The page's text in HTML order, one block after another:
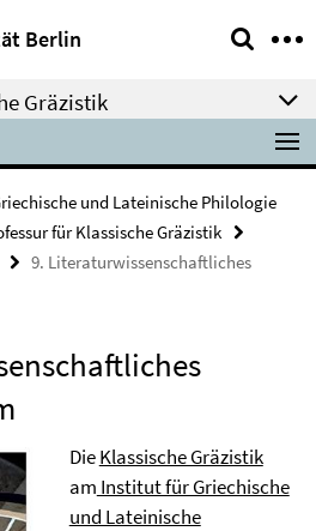
Berlin
Gräzistik
und Lateinische Philologie
für Klassische Gräzistik
9. Literaturwissenschaftliches
DieKlassische Gräzistik
am Institut für Griechische
und Lateinische